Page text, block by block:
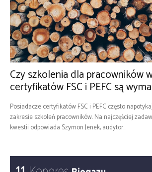
Czy szkolenia dla pracowników
certyfikatów FSC i PEFC są
Posiadacze certyfikatów FSC i PEFC często
zakresie szkoleń pracowników. Na najczęściej
kwestii odpowiada Szymon Jenek, audytor...